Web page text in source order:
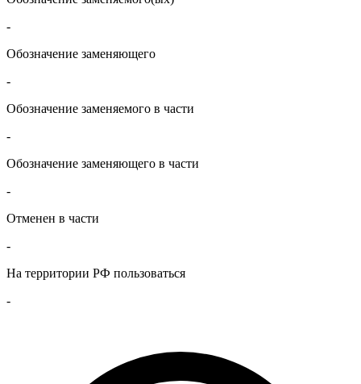
-
Обозначение заменяющего
-
Обозначение заменяемого в части
-
Обозначение заменяющего в части
-
Отменен в части
-
На территории РФ пользоваться
-